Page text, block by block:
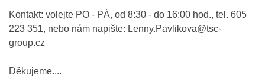
Kontakt: volejte PO - PÁ, od 8:30 - do 16:00 hod., tel. 605
223 351, nebo nám napište: Lenny.Pavlikova@tsc-
group.cz
Děkujeme....